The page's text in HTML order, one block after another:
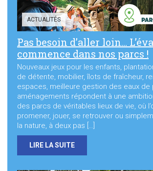
ACTUALITÉS
Pas besoin d’aller loin…
commence dans nos parcs !
Nouveaux jeux pour les enfants,
de détente, mobilier, îlots de fraîcheur,
espaces, meilleure gestion des eaux de
aménagements répondent à une
des parcs de véritables lieux de vie, où
promener, jouer, se retrouver ou
la nature, à deux pas […]
LIRE LA SUITE